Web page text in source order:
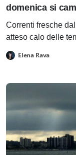
domenica si
Correnti fresche
atteso calo delle
Elena Rava